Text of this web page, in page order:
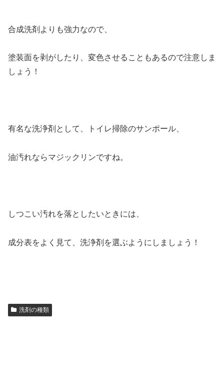
合成洗剤よりも強力なので、
塗装面を剥がしたり、変色させることもあるので注意しま
しょう！
有名な洗浄剤として、トイレ掃除のサンポール、
油汚れならマジックリンですね。
しつこい汚れを落としたいときには、
成分表をよく見て、洗浄剤を選ぶようにしましょう！
洗剤の種類